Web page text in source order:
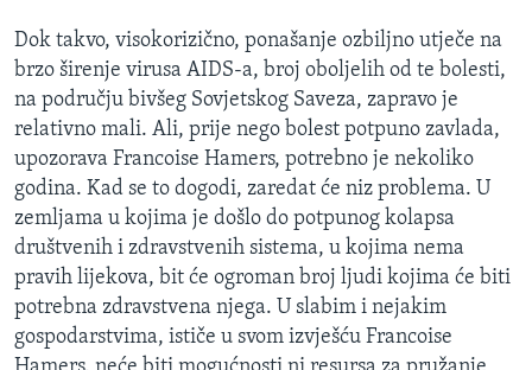
Dok takvo, visokorizično, ponašanje ozbiljno utječe na
brzo širenje virusa AIDS-a, broj oboljelih od te bolesti,
na području bivšeg Sovjetskog Saveza, zapravo je
relativno mali. Ali, prije nego bolest potpuno zavlada,
upozorava Francoise Hamers, potrebno je nekoliko
godina. Kad se to dogodi, zaredat će niz problema. U
zemljama u kojima je došlo do potpunog kolapsa
društvenih i zdravstvenih sistema, u kojima nema
pravih lijekova, bit će ogroman broj ljudi kojima će biti
potrebna zdravstvena njega. U slabim i nejakim
gospodarstvima, ističe u svom izvješću Francoise